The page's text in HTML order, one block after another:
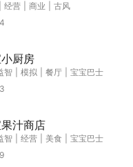
经营 商业
古风
厨房
智 模拟 餐厅
宝宝巴士
汁商店
智 经营 美食
宝宝巴士